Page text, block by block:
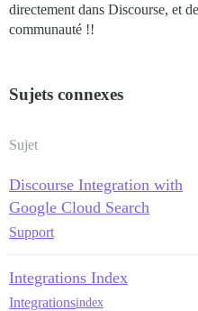
directement dans Discourse, et
communauté !!
Sujets connexes
Sujet
Discourse Integration with
Google Cloud Search
Support
Integrations Index
Integrationsindex